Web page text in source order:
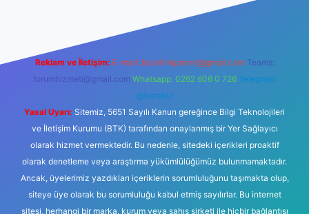
Reklam ve İletişim: E-mail: backlinkpaneli@gmail.com Teams:
forumhizmeti@gmail.com Whatsapp: 0262 606 0 726 Telegram:
@karabul
Yasal Uyarı: Sitemiz, 5651 Sayılı Kanun gereğince Bilgi Teknolojileri
ve İletişim Kurumu (BTK) tarafından onaylanmış bir Yer Sağlayıcı
olarak hizmet vermektedir. Bu nedenle, sitedeki içerikleri proaktif
olarak denetleme veya araştırma yükümlülüğümüz bulunmamaktadır.
Ancak, üyelerimiz yazdıkları içeriklerin sorumluluğunu taşımakta olup,
siteye üye olarak bu sorumluluğu kabul etmiş sayılırlar. Bu internet
sitesi, herhangi bir marka, kurum veya şahıs şirketi ile hiçbir bağlantısı